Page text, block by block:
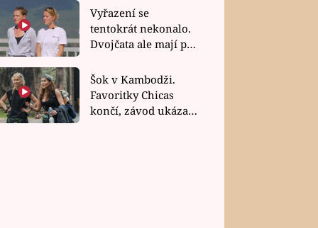
rychlé recepty
Vyřazení se
tentokrát nekonalo.
Dvojčata ale mají po
závodu nůž na krku
Šok v Kambodži.
Favoritky Chicas
končí, závod ukázal